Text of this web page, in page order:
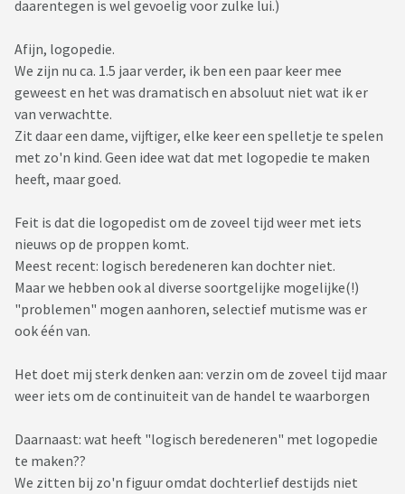
daarentegen is wel gevoelig voor zulke lui.)
Afijn, logopedie.
We zijn nu ca. 1.5 jaar verder, ik ben een paar keer mee
geweest en het was dramatisch en absoluut niet wat ik er
van verwachtte.
Zit daar een dame, vijftiger, elke keer een spelletje te spelen
met zo'n kind. Geen idee wat dat met logopedie te maken
heeft, maar goed.
Feit is dat die logopedist om de zoveel tijd weer met iets
nieuws op de proppen komt.
Meest recent: logisch beredeneren kan dochter niet.
Maar we hebben ook al diverse soortgelijke mogelijke(!)
"problemen" mogen aanhoren, selectief mutisme was er
ook één van.
Het doet mij sterk denken aan: verzin om de zoveel tijd maar
weer iets om de continuiteit van de handel te waarborgen
Daarnaast: wat heeft "logisch beredeneren" met logopedie
te maken??
We zitten bij zo'n figuur omdat dochterlief destijds niet